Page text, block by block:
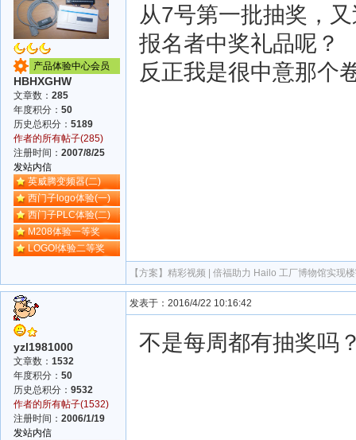
产品体验中心会员
HBHXGHW
文章数： 285
年度积分： 50
历史总积分： 5189
作者的所有帖子(285)
注册时间： 2007/8/25
发站内信
英威腾变频器(二)
西门子logo体验(一)
西门子PLC体验(二)
M208体验一等奖
LOGO!体验二等奖
从7号第一批抽奖，
报名者中奖礼品呢？
反正我是很中意那个
【方案】 精彩视频 | 倍福助力 Hailo 工厂博物馆实现
yzl1981000
文章数： 1532
年度积分： 50
历史总积分： 9532
作者的所有帖子(1532)
注册时间： 2006/1/19
发站内信
发表于：2016/4/22 10:16:42
不是每周都有抽奖吗